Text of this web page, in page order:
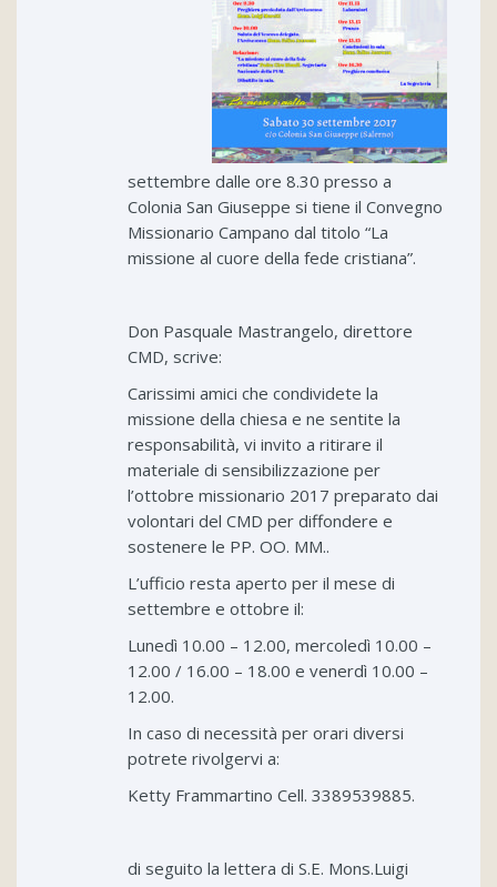
settembre dalle ore 8.30 presso a
Colonia San Giuseppe si tiene il Convegno
Missionario Campano dal titolo “La
missione al cuore della fede cristiana”.
Don Pasquale Mastrangelo, direttore
CMD, scrive:
Carissimi amici che condividete la
missione della chiesa e ne sentite la
responsabilità, vi invito a ritirare il
materiale di sensibilizzazione per
l’ottobre missionario 2017 preparato dai
volontari del CMD per diffondere e
sostenere le PP. OO. MM..
L’ufficio resta aperto per il mese di
settembre e ottobre il:
Lunedì 10.00 – 12.00, mercoledì 10.00 –
12.00 / 16.00 – 18.00 e venerdì 10.00 –
12.00.
In caso di necessità per orari diversi
potrete rivolgervi a:
Ketty Frammartino Cell. 3389539885.
di seguito la lettera di S.E. Mons.Luigi